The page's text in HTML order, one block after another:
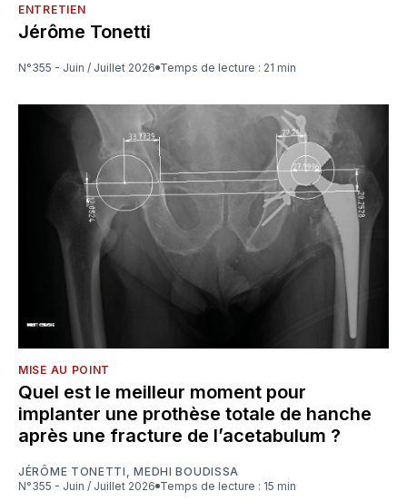
ENTRETIEN
Jérôme Tonetti
N°355 - Juin / Juillet 2026 Temps de lecture : 21 min
MISE AU POINT
Quel est le meilleur moment pour
implanter une prothèse totale de hanche
après une fracture de l’acetabulum ?
JÉRÔME TONETTI ,MEDHI BOUDISSA
N°355 - Juin / Juillet 2026
Temps de lecture : 15 min